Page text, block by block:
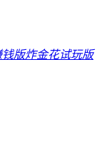
钱版炸金花试玩版